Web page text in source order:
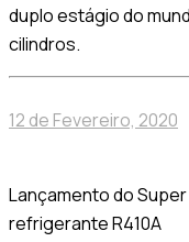
duplo estágio do
cilindros.
12 de Fevereiro, 2020
Lançamento do
refrigerante R410A